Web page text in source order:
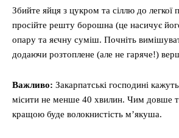
Збийте яйця з цукром та сіллю до легкої
просійте решту борошна (це насичує
опару та яєчну суміш. Почніть
додаючи розтоплене (але не гаряче!)
Важливо: Закарпатські господині
місити не менше 40 хвилин. Чим довше
кращою буде волокнистість м’якуша.